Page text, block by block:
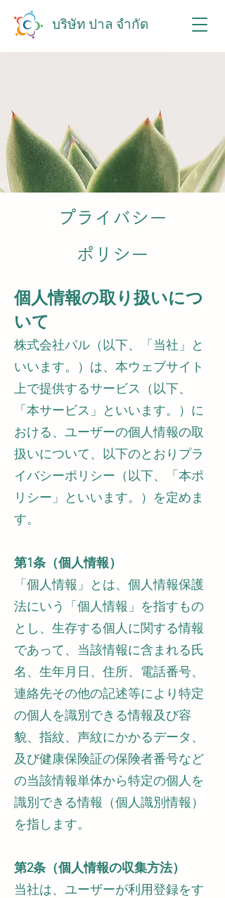
บริษัท ปาล จำกัด
プライバシー
ポリシー
個人情報の取り扱いにつ
いて
株式会社パル（以下、「当社」と
いいます。）は、本ウェブサイト
上で提供するサービス（以下、
「本サービス」といいます。）に
おける、ユーザーの個人情報の取
扱いについて、以下のとおりプラ
イバシーポリシー（以下、「本ポ
リシー」といいます。）を定めま
す。
第1条（個人情報）
「個人情報」とは、個人情報保護
法にいう「個人情報」を指すもの
とし、生存する個人に関する情報
であって、当該情報に含まれる氏
名、生年月日、住所、電話番号、
連絡先その他の記述等により特定
の個人を識別できる情報及び容
貌、指紋、声紋にかかるデータ、
及び健康保険証の保険者番号など
の当該情報単体から特定の個人を
識別できる情報（個人識別情報）
を指します。
第2条（個人情報の収集方法）
当社は、ユーザーが利用登録をす